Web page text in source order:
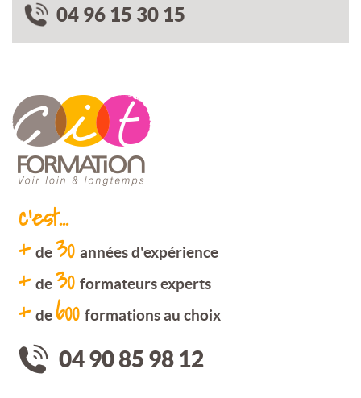
04 96 15 30 15
c'est...
+ de30 années d'expérience
+ de30 formateurs experts
+ de600 formations au choix
04 90 85 98 12